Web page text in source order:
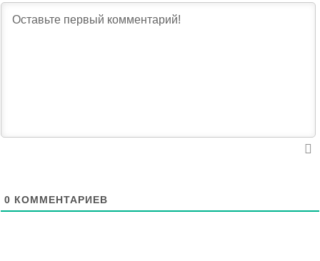
0 КОММЕНТАРИЕВ